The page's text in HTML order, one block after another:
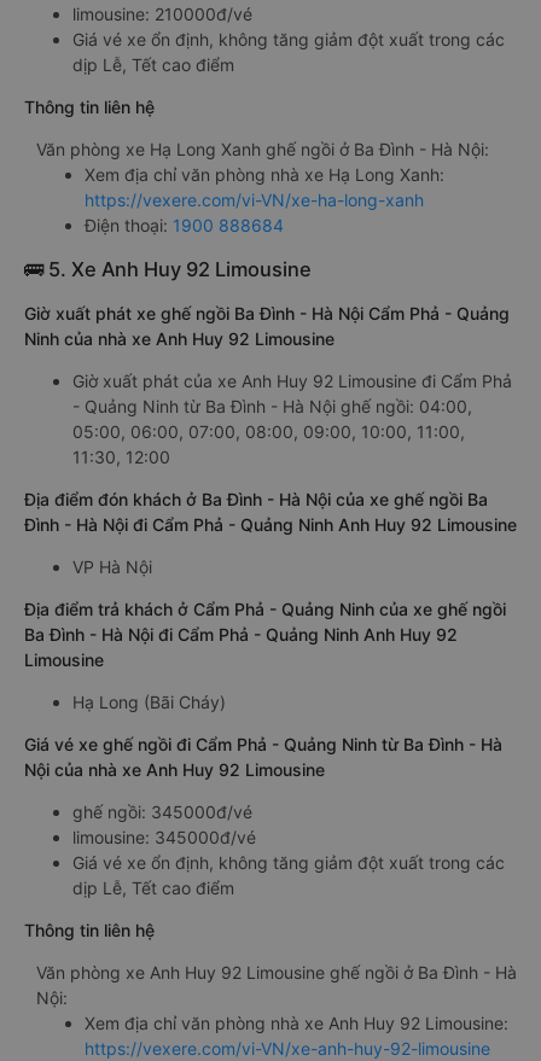
limousine: 210000đ/vé
Giá vé xe ổn định, không tăng giảm đột xuất trong các
dịp Lễ, Tết cao điểm
Thông tin liên hệ
Văn phòng xe Hạ Long Xanh ghế ngồi ở Ba Đình - Hà Nội:
Xem địa chỉ văn phòng nhà xe Hạ Long Xanh:
https://vexere.com/vi-VN/xe-ha-long-xanh
Điện thoại: 1900 888684
🚌 5. Xe Anh Huy 92 Limousine
Giờ xuất phát xe ghế ngồi Ba Đình - Hà Nội Cẩm Phả - Quảng
Ninh của nhà xe Anh Huy 92 Limousine
Giờ xuất phát của xe Anh Huy 92 Limousine đi Cẩm Phả
- Quảng Ninh từ Ba Đình - Hà Nội ghế ngồi: 04:00,
05:00, 06:00, 07:00, 08:00, 09:00, 10:00, 11:00,
11:30, 12:00
Địa điểm đón khách ở Ba Đình - Hà Nội của xe ghế ngồi Ba
Đình - Hà Nội đi Cẩm Phả - Quảng Ninh Anh Huy 92 Limousine
VP Hà Nội
Địa điểm trả khách ở Cẩm Phả - Quảng Ninh của xe ghế ngồi
Ba Đình - Hà Nội đi Cẩm Phả - Quảng Ninh Anh Huy 92
Limousine
Hạ Long (Bãi Cháy)
Giá vé xe ghế ngồi đi Cẩm Phả - Quảng Ninh từ Ba Đình - Hà
Nội của nhà xe Anh Huy 92 Limousine
ghế ngồi: 345000đ/vé
limousine: 345000đ/vé
Giá vé xe ổn định, không tăng giảm đột xuất trong các
dịp Lễ, Tết cao điểm
Thông tin liên hệ
Văn phòng xe Anh Huy 92 Limousine ghế ngồi ở Ba Đình - Hà
Nội:
Xem địa chỉ văn phòng nhà xe Anh Huy 92 Limousine:
https://vexere.com/vi-VN/xe-anh-huy-92-limousine